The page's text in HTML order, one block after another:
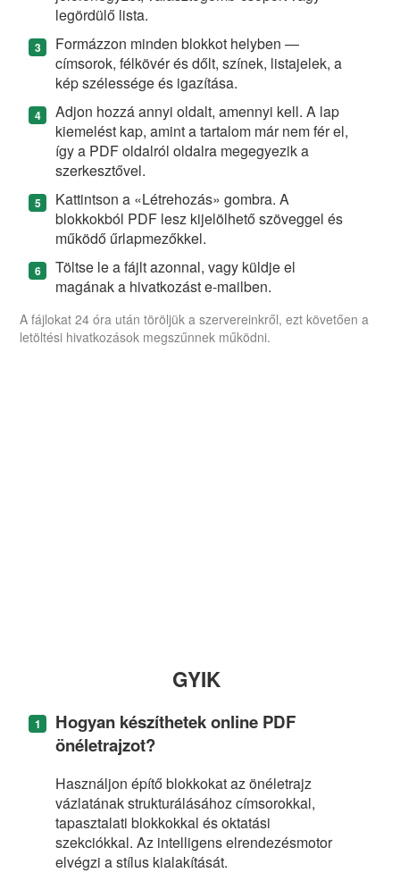
legördülő lista.
Formázzon minden blokkot helyben —
címsorok, félkövér és dőlt, színek, listajelek, a
kép szélessége és igazítása.
Adjon hozzá annyi oldalt, amennyi kell. A lap
kiemelést kap, amint a tartalom már nem fér el,
így a PDF oldalról oldalra megegyezik a
szerkesztővel.
Kattintson a «Létrehozás» gombra. A
blokkokból PDF lesz kijelölhető szöveggel és
működő űrlapmezőkkel.
Töltse le a fájlt azonnal, vagy küldje el
magának a hivatkozást e-mailben.
A fájlokat 24 óra után töröljük a szervereinkről, ezt követően a
letöltési hivatkozások megszűnnek működni.
GYIK
Hogyan készíthetek online PDF
önéletrajzot?
Használjon építő blokkokat az önéletrajz
vázlatának strukturálásához címsorokkal,
tapasztalati blokkokkal és oktatási
szekciókkal. Az intelligens elrendezésmotor
elvégzi a stílus kialakítását.